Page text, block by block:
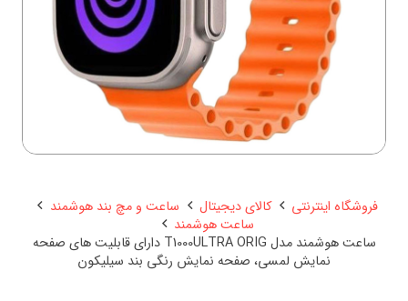
فروشگاه اینترنتی کالای دیجیتال
ساعت و مچ بند هوشمند
ساعت هوشمند
ساعت هوشمند مدل T1000ULTRA ORIG دارای قابلیت های صفحه
نمایش لمسی، صفحه نمایش رنگی بند سیلیکون